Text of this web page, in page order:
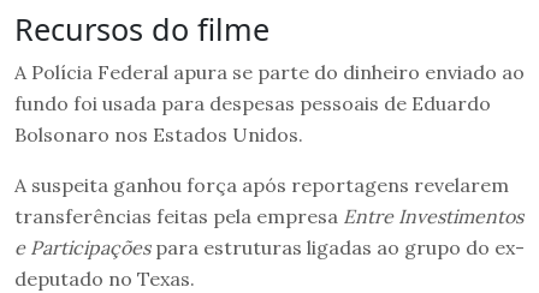
Recursos do filme
A Polícia Federal apura se parte do dinheiro enviado ao
fundo foi usada para despesas pessoais de Eduardo
Bolsonaro nos Estados Unidos.
A suspeita ganhou força após reportagens revelarem
transferências feitas pela empresa Entre Investimentos
e Participaçõespara estruturas ligadas ao grupo do ex-
deputado no Texas.